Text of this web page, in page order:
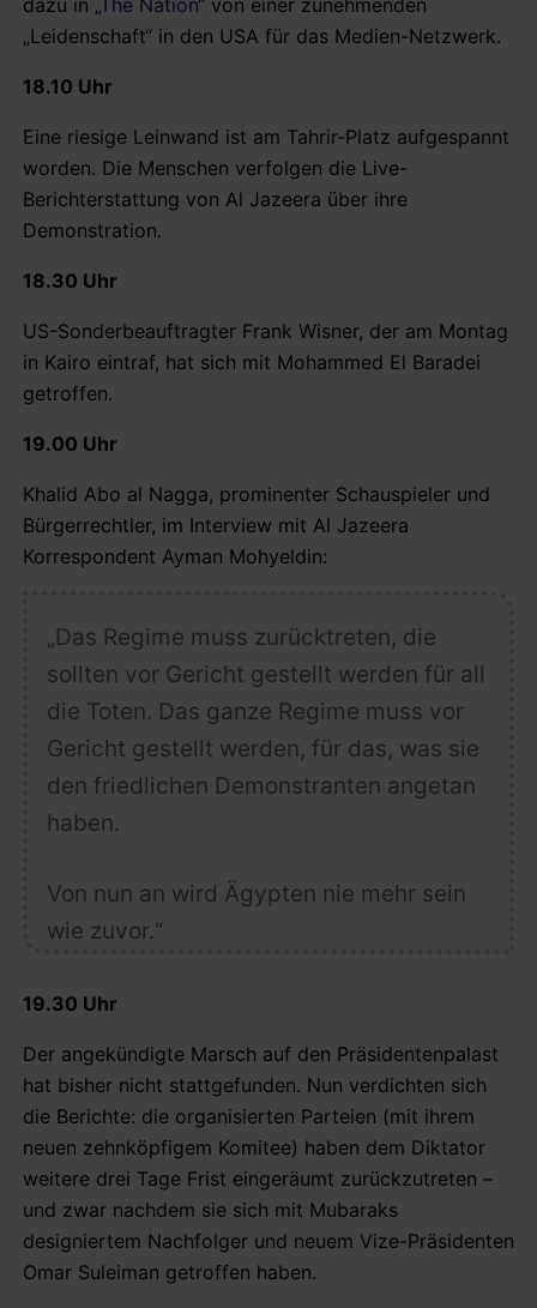
„Leidenschaft“ in den USA für das Medien-Netzwerk.
18.10 Uhr
Eine riesige Leinwand ist am Tahrir-Platz aufgespannt
worden. Die Menschen verfolgen die Live-
Berichterstattung von Al Jazeera über ihre
Demonstration.
18.30 Uhr
US-Sonderbeauftragter Frank Wisner, der am Montag
in Kairo eintraf, hat sich mit Mohammed El Baradei
getroffen.
19.00 Uhr
Khalid Abo al Nagga, prominenter Schauspieler und
Bürgerrechtler, im Interview mit Al Jazeera
Korrespondent Ayman Mohyeldin:
„Das Regime muss zurücktreten, die
sollten vor Gericht gestellt werden für all
die Toten. Das ganze Regime muss vor
Gericht gestellt werden, für das, was sie
den friedlichen Demonstranten angetan
haben.
Von nun an wird Ägypten nie mehr sein
wie zuvor.“
19.30 Uhr
Der angekündigte Marsch auf den Präsidentenpalast
hat bisher nicht stattgefunden. Nun verdichten sich
die Berichte: die organisierten Parteien (mit ihrem
neuen zehnköpfigem Komitee) haben dem Diktator
weitere drei Tage Frist eingeräumt zurückzutreten –
und zwar nachdem sie sich mit Mubaraks
designiertem Nachfolger und neuem Vize-Präsidenten
Omar Suleiman getroffen haben.